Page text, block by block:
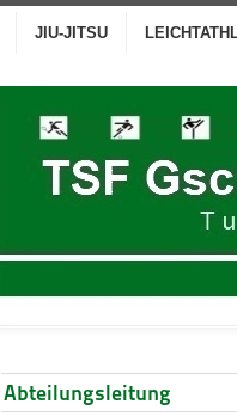
JIU-JITSU
Abteilungsleitung